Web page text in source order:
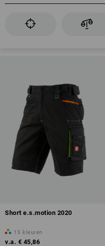
Short e.s.motion 2020
15 kleuren
v.a. € 45,86